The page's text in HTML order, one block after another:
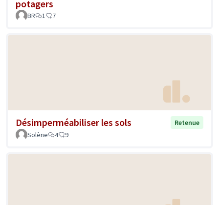
potagers
BR 1 7
Désimperméabiliser les sols
Retenue
Solène
4 9